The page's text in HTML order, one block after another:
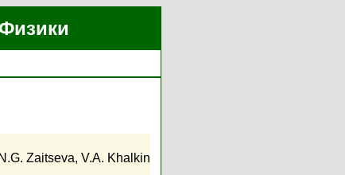
N.G. Zaitseva, V.A. Khalkin